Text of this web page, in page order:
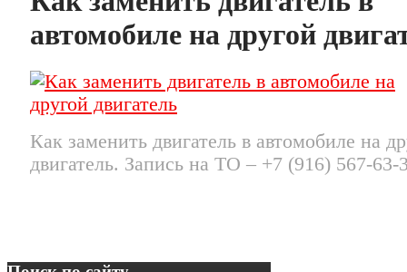
автомобиле на другой
Как заменить двигатель в автомобиле на
двигатель. Запись на ТО – +7 (916) 567-63-